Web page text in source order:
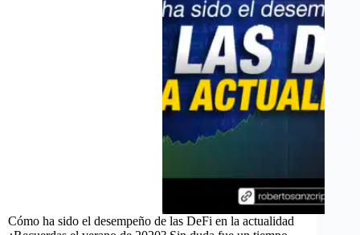
Cómo ha sido el desempeño de las DeFi en la actualidad